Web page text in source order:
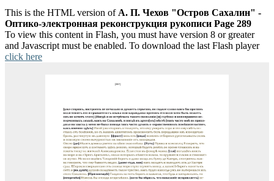
This is the HTML version of А. П. Чехов "Остров Сахалин" -
Оптико-электронная реконструкция рукописи Page 289
To view this content in Flash, you must have version 8 or greater
and Javascript must be enabled. To download the last Flash player
click here